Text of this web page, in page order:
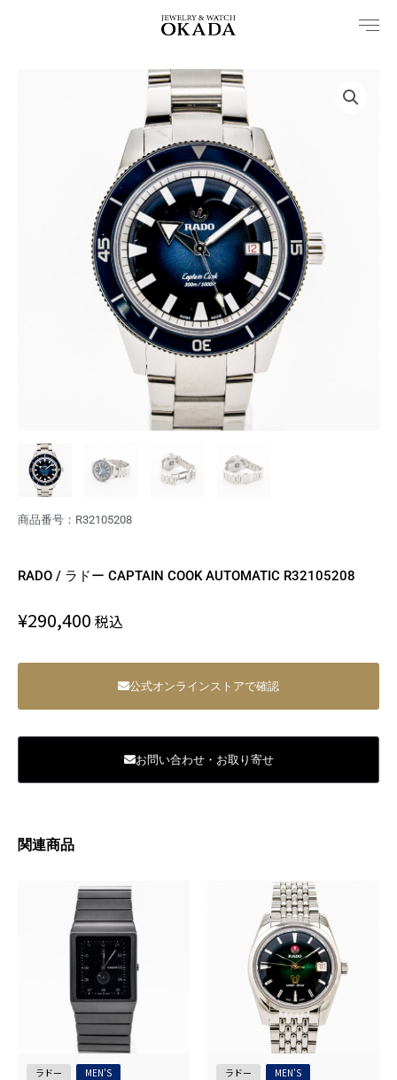
商品番号：R32105208
RADO / ラドー CAPTAIN COOK AUTOMATIC R32105208
¥290,400 税込
公式オンラインストアで確認
お問い合わせ・お取り寄せ
関連商品
ラドー MEN'S ラドー MEN'S